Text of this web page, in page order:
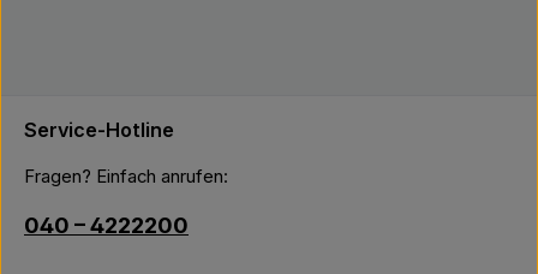
Service-Hotline
Fragen? Einfach anrufen:
040 – 4222200